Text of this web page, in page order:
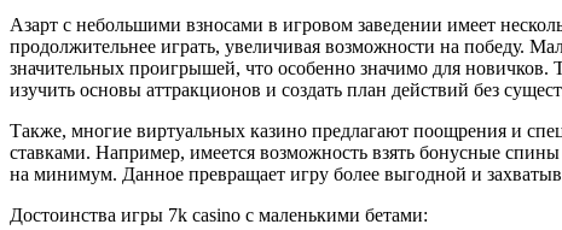
Азарт с небольшими взносами в игровом заведении имеет
продолжительнее играть, увеличивая возможности на победу.
значительных проигрышей, что особенно значимо для
изучить основы аттракционов и создать план действий без
Также, многие виртуальных казино предлагают поощрения и
ставками. Например, имеется возможность взять бонусные
на минимум. Данное превращает игру более выгодной и
Достоинства игры 7k casino с маленькими бетами: